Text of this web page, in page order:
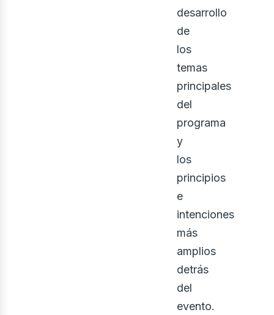
desarrollo
de
los
temas
principales
del
programa
y
los
principios
e
intenciones
más
amplios
detrás
del
evento.